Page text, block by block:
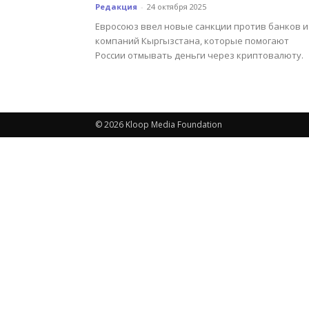
Редакция - 24 октября 2025
Евросоюз ввел новые санкции против банков и
компаний Кыргызстана, которые помогают
России отмывать деньги через криптовалюту.
© 2026 Kloop Media Foundation